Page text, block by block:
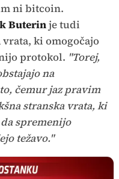
ni bitcoin.
Buterinje tudi
ki omogočajo
protokol. "Torej,
na
čemur jaz pravim
stranska vrata, ki
spremenijo
težavo."